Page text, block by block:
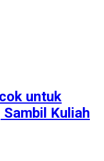
untuk
Kuliah